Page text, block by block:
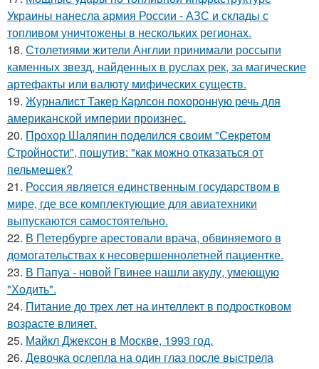
Украины нанесла армия России - АЗС и склады с
топливом уничтожены в нескольких регионах.
18. Столетиями жители Англии принимали россыпи
каменных звезд, найденных в руслах рек, за магические
артефакты или валюту мифических существ.
19. Журналист Такер Карлсон похоронную речь для
американской империи произнес.
20. Прохор Шаляпин поделился своим "Секретом
Стройности", пошутив: "как можно отказаться от
пельмешек?
21. Россия является единственным государством в
мире, где все комплектующие для авиатехники
выпускаются самостоятельно.
22. В Петербурге арестовали врача, обвиняемого в
домогательствах к несовершеннолетней пациентке.
23. В Папуа - новой Гвинее нашли акулу, умеющую
"Ходить".
24. Питание до трех лет на интеллект в подростковом
возрасте влияет.
25. Майкл Джексон в Москве, 1993 год.
26. Девочка ослепла на один глаз после выстрела